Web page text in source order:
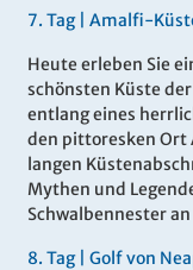
7. Tag | Amalfi-
Heute erleben Sie
schönsten Küste
entlang eines
den pittoresken Ort
langen
Mythen und
Schwalbennester
8. Tag | Golf von